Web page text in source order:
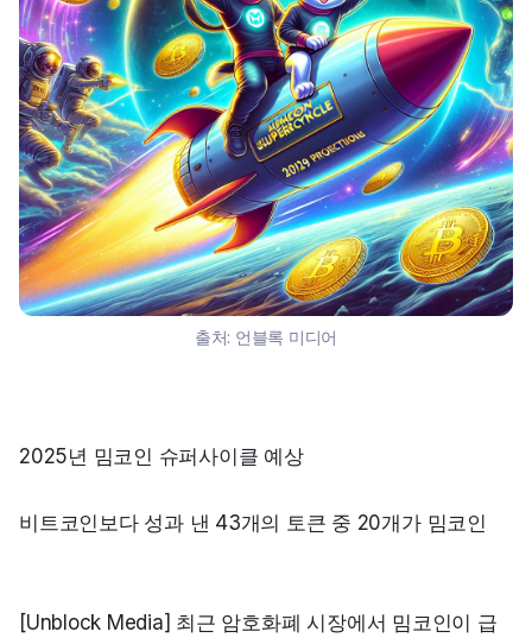
출처: 언블록 미디어
2025년 밈코인 슈퍼사이클 예상
비트코인보다 성과 낸 43개의 토큰 중 20개가 밈코인
[Unblock Media] 최근 암호화폐 시장에서 밈코인이 급